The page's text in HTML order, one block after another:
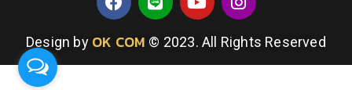
Design by OK COM © 2023. All Rights Reserved